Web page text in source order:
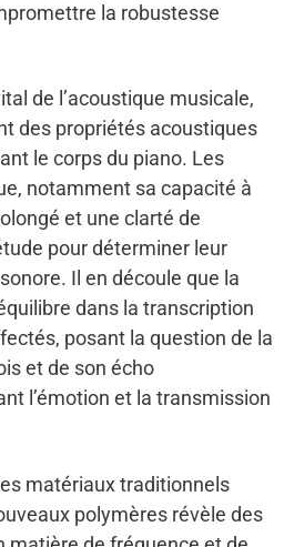
la robustesse
de l’acoustique musicale,
des propriétés acoustiques
le corps du piano. Les
notamment sa capacité à
et une clarté de
pour déterminer leur
Il en découle que la
dans la transcription
posant la question de la
et de son écho
l’émotion et la transmission
matériaux traditionnels
polymères révèle des